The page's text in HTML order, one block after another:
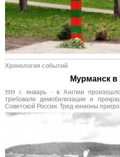
Хронология событий
Мурманск в
1919 г. январь - в Англии
требовали демобилизации и
Советской России. Тред-юнионы